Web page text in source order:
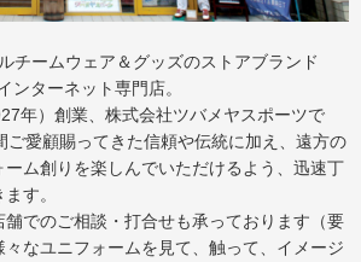
チームウェア＆グッズのストアブランド
ンターネット専門店。
年）創業、株式会社ツバメヤスポーツで
ご愛顧賜ってきた信頼や伝統に加え、遠方の
ム創りを楽しんでいただけるよう、迅速丁
す。
でのご相談・打合せも承っております（要
なユニフォームを見て、触って、イメージ